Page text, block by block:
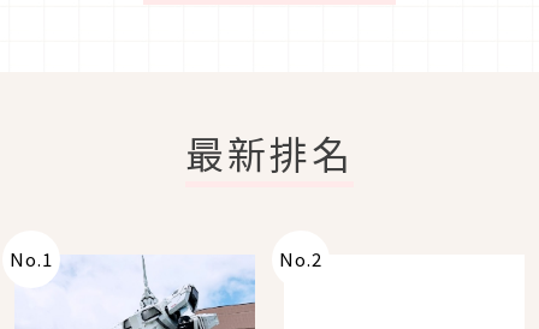
最新排名
No.1 No.2